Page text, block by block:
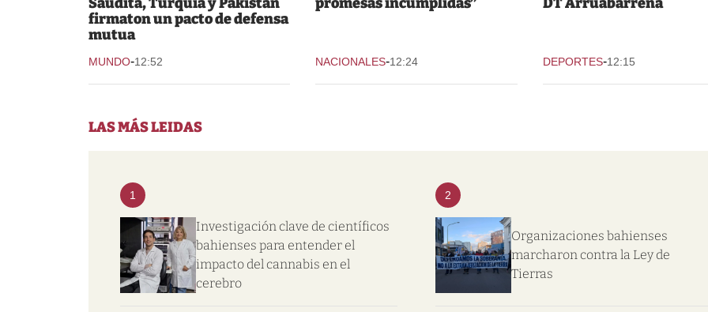
firmaton un pacto de defensa
mutua
MUNDO-12:52 NACIONALES-12:24 DEPORTES-12:15
LAS MÁS LEIDAS
1
Investigación clave de científicos
bahienses para entender el
impacto del cannabis en el
cerebro
2
Organizaciones bahienses
marcharon contra la Ley de
Tierras